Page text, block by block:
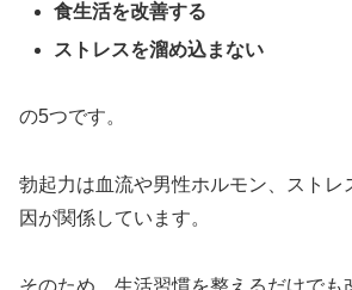
食生活を改善する
ストレスを溜め込まない
の5つです。
勃起力は血流や男性ホルモン、ストレ
因が関係しています。
そのため、生活習慣を整えるだけでも